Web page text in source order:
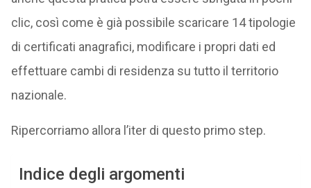
clic, così come è già possibile scaricare 14 tipologie
di certificati anagrafici, modificare i propri dati ed
effettuare cambi di residenza su tutto il territorio
nazionale.
Ripercorriamo allora l’iter di questo primo step.
Indice degli argomenti